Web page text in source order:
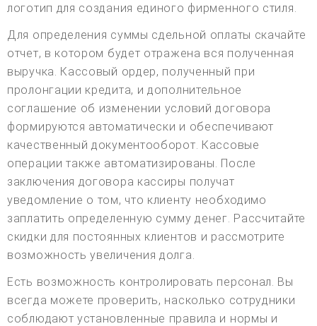
логотип для создания единого фирменного стиля.
Для определения суммы сдельной оплаты скачайте
отчет, в котором будет отражена вся полученная
выручка. Кассовый ордер, полученный при
пролонгации кредита, и дополнительное
соглашение об изменении условий договора
формируются автоматически и обеспечивают
качественный документооборот. Кассовые
операции также автоматизированы. После
заключения договора кассиры получат
уведомление о том, что клиенту необходимо
заплатить определенную сумму денег. Рассчитайте
скидки для постоянных клиентов и рассмотрите
возможность увеличения долга.
Есть возможность контролировать персонал. Вы
всегда можете проверить, насколько сотрудники
соблюдают установленные правила и нормы и